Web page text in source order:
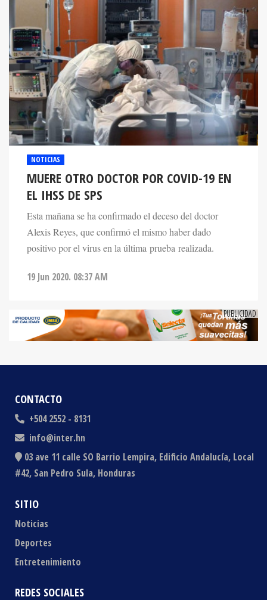
NOTICIAS
MUERE OTRO DOCTOR POR COVID-19 EN
EL IHSS DE SPS
Esta mañana se ha confirmado el deceso del doctor
Alexis Reyes, que confirmó el mismo haber dado
positivo por el virus en la última prueba realizada.
CONTACTO
+504 2552 - 8131
info@inter.hn
03 ave 11 calle SO Barrio Lempira, Edificio Andalucía, Local
#42, San Pedro Sula, Honduras
SITIO
Noticias
Deportes
Entretenimiento
REDES SOCIALES